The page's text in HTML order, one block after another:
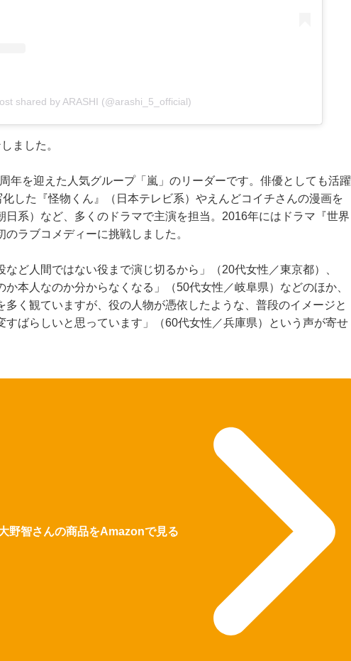
shared by ARASHI (@arashi_5_official)
ました。
年を迎えた人気グループ「嵐」のリーダーです。俳優としても活躍
した『怪物くん』（日本テレビ系）やえんどコイチさんの漫画を
日系）など、多くのドラマで主演を担当。2016年にはドラマ『世界
ラブコメディーに挑戦しました。
ど人間ではない役まで演じ切るから」（20代女性／東京都）、
か本人なのか分からなくなる」（50代女性／岐阜県）などのほか、
多く観ていますが、役の人物が憑依したような、普段のイメージと
すばらしいと思っています」（60代女性／兵庫県）という声が寄せ
野智さんの商品をAmazonで見る